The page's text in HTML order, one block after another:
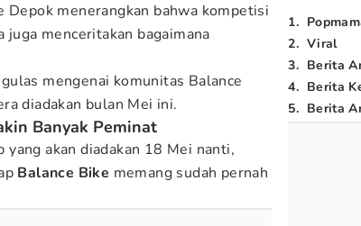
Depok menerangkan bahwa kompetisi
menceritakan bagaimana
mengenai komunitas Balance
diadakan bulan Mei ini.
Banyak Peminat
akan diadakan 18 Mei nanti,
Balance Bike memang sudah pernah
1.
2. Viral
3. Berita
4. Berita
5. Berita